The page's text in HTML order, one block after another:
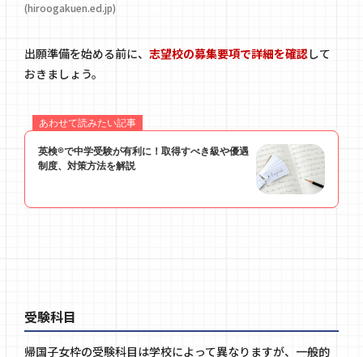
(hiroogakuen.ed.jp)
出願準備を始める前に、 志望校の募集要項で詳細を確認 して
おきましょう。
受験科目
帰国子女枠の受験科目は学校によって異なりますが、一般的